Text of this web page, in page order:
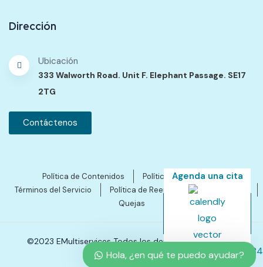
Dirección
Ubicación
333 Walworth Road. Unit F. Elephant Passage. SE17
2TG
Contáctenos
Política de Contenidos
Política de Privacidad
Términos del Servicio
Política de Reembolsos y Cancelación
Quejas
©2023 EMultiservices Todos los derechos reservados.
SEO by Ales Gutierres
Agenda una cita
Hola, ¿en qué te puedo ayudar?